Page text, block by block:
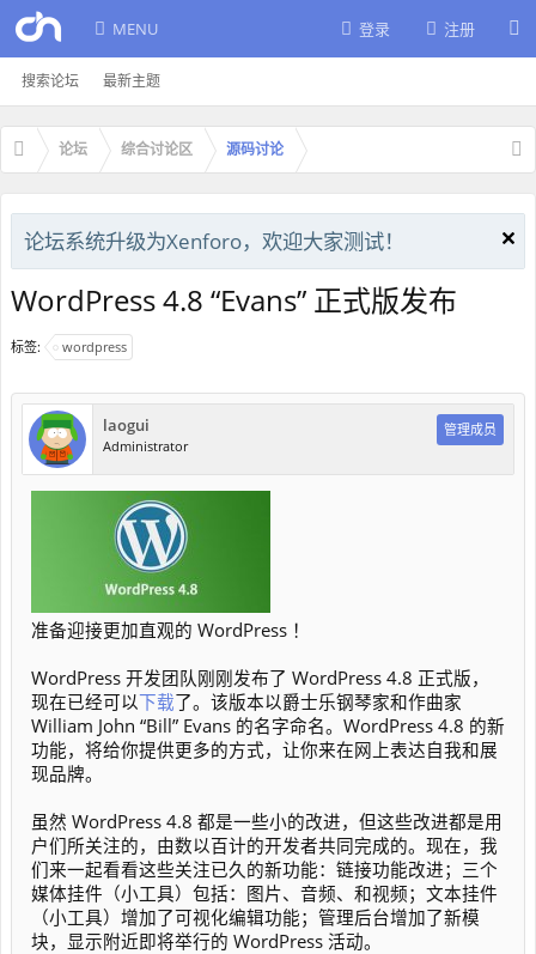
MENU
搜索论坛 最新主题
登录 注册
论坛 综合讨论区 源码讨论
论坛系统升级为Xenforo，欢迎大家测试！
WordPress 4.8 “Evans” 正式版发布
标签: wordpress
laogui
Administrator
管理成员
准备迎接更加直观的 WordPress ！
WordPress 开发团队刚刚发布了 WordPress 4.8 正式版，
现在已经可以下载了。该版本以爵士乐钢琴家和作曲家
William John “Bill” Evans 的名字命名。WordPress 4.8 的新
功能，将给你提供更多的方式，让你来在网上表达自我和展
现品牌。
虽然 WordPress 4.8 都是一些小的改进，但这些改进都是用
户们所关注的，由数以百计的开发者共同完成的。现在，我
们来一起看看这些关注已久的新功能：链接功能改进；三个
媒体挂件（小工具）包括：图片、音频、和视频；文本挂件
（小工具）增加了可视化编辑功能；管理后台增加了新模
块，显示附近即将举行的 WordPress 活动。